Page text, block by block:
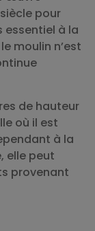
pour
essentiel à la
moulin n’est
de hauteur
où il est
à la
elle peut
provenant